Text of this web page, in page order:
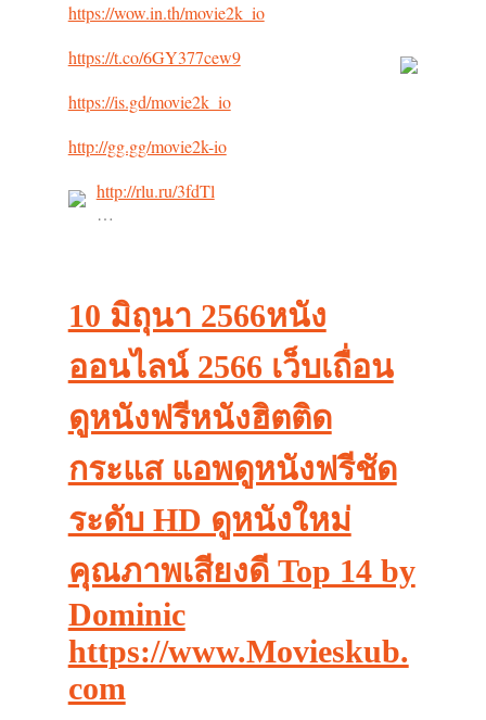
https://wow.in.th/movie2k_io
https://t.co/6GY377cew9
https://is.gd/movie2k_io
http://gg.gg/movie2k-io
http://rlu.ru/3fdTl
…
10 มิถุนา 2566หนัง
ออนไลน์ 2566 เว็บเถื่อน
ดูหนังฟรีหนังฮิตติด
กระแส แอพดูหนังฟรีชัด
ระดับ HD ดูหนังใหม่
คุณภาพเสียงดี Top 14 by
Dominic
https://www.Movieskub.
com